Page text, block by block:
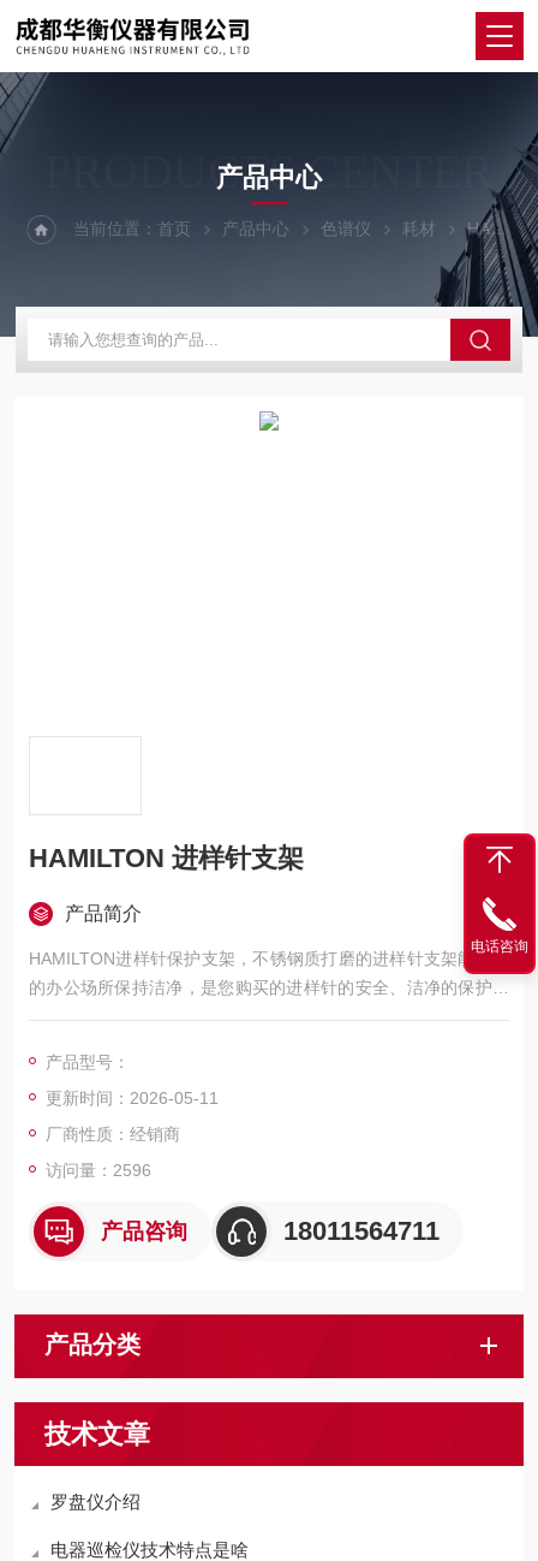
PRODUCTS CENTER
产品中心
当前位置：首页 产品中心 色谱仪 耗材 HAMILTON 进样针支架
HAMILTON 进样针支架
产品简介
HAMILTON进样针保护支架，不锈钢质打磨的进样针支架能使您
的办公场所保持洁净，是您购买的进样针的安全、洁净的保护装
置，能储存5支700,1700,7000系列的进样针。塑料支架的边缘口
免使您的进样针与金属盘底的直接接触，这种进样针支架能立体
放置或者悬挂在墙上。
产品型号：
更新时间：2026-05-11
厂商性质：经销商
访问量：2596
产品咨询 18011564711
产品分类
技术文章
罗盘仪介绍
电器巡检仪技术特点是啥
电话咨询